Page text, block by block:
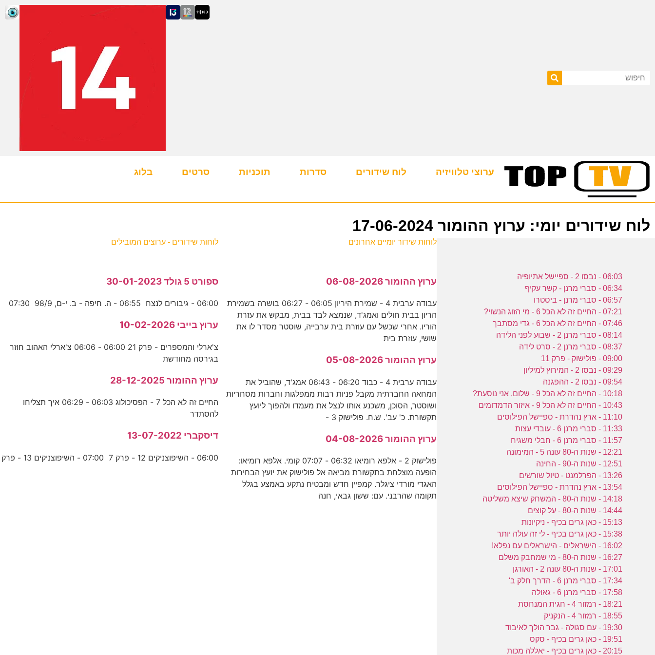
ערוצי טלוויזיה לוח שידורים סדרות תוכניות סרטים בלוג
לוח שידורים יומי: ערוץ ההומור 17-06-2024
06:03 - נבסו 2 - ספיישל אתיופיה
06:34 - סברי מרנן - קשר עקיף
06:57 - סברי מרנן - ביסטרו
07:21 - החיים זה לא הכל 6 - מי הזוג הנשוי?
07:46 - החיים זה לא הכל 6 - גדי מסתבך
08:14 - סברי מרנן 2 - שבוע לפני הלידה
08:37 - סברי מרנן 2 - סרט לידה
09:00 - פולישוק - פרק 11
09:29 - נבסו 2 - המירוץ למיליון
09:54 - נבסו 2 - ההפגנה
10:18 - החיים זה לא הכל 9 - שלום, אני נוסעת?
10:43 - החיים זה לא הכל 9 - איזור הדמדומים
11:10 - ארץ נהדרת - ספיישל הפילוסים
11:33 - סברי מרנן 6 - עובדי עצות
11:57 - סברי מרנן 6 - חבלי משגיח
12:21 - שנות ה-80 עונה 5 - המימונה
12:51 - שנות ה-90 - החינה
13:26 - הפרלמנט - טיול שורשים
13:54 - ארץ נהדרת - ספיישל הפילוסים
14:18 - שנות ה-80 - המשחק שיצא משליטה
14:44 - שנות ה-80 - על קוצים
15:13 - כאן גרים בכיף - ניקיונות
15:38 - כאן גרים בכיף - לי זה עולה יותר
16:02 - הישראלים - הישראלים עם נפלא!
16:27 - שנות ה-80 - מי שמחבק משלם
17:01 - שנות ה-80 עונה 2 - האורגן
17:34 - סברי מרנן 6 - הדרך חלק ב'
17:58 - סברי מרנן 6 - גאולה
18:21 - רמזור 4 - חגית המנחסת
18:55 - רמזור 4 - הנקניק
19:30 - עם סגולה - גבר הולך לאיבוד
19:51 - כאן גרים בכיף - סקס
20:15 - כאן גרים בכיף - יאללה מכות
לוחות שידור יומיים אחרונים
ערוץ ההומור 06-08-2026
עבודה ערבית 4 - שמירת היריון 06:05 - 06:27 בושרה בשמירת
הריון בבית חולים ואמג'ד, שנמצא לבד בבית, מבקש את עזרת
הוריו. אחרי שכשל עם עוזרת בית ערבייה, שוסטר מסדר לו את
שושי, עוזרת בית
ערוץ ההומור 05-08-2026
עבודה ערבית 4 - כבוד 06:20 - 06:43 אמג'ד, שהוביל את
המחאה החברתית מקבל פניות רבות ממפלגות וחברות מסחריות
ושוסטר, הסוכן, משכנע אותו לנצל את מעמדו ולהפוך ליועץ
תקשורת. כ' עב'. ש.ח. פולישוק 3 -
ערוץ ההומור 04-08-2026
פולישוק 2 - אלפא רומיאו 06:32 - 07:07 קומי. אלפא רומיאו:
הופעה מוצלחת בתקשורת מביאה אל פולישוק את יועץ הבחירות
האגדי מורדי ציגלר. קמפיין חדש ומבטיח נתקע באמצע בגלל
תקומה שהרבני. עם: ששון גבאי, חנה
לוחות שידורים - ערוצים המובילים
ספורט 5 גולד 30-01-2023
06:00 - גיבורים לנצח 06:55 - ה. חיפה - ב. י-ם, 98/9 07:30
ערוץ בייבי 10-02-2026
צ'ארלי והמספרים - פרק 21 06:00 - 06:06 צ'ארלי האהוב חוזר
בגירסה מחודשת
ערוץ ההומור 28-12-2025
החיים זה לא הכל 7 - הפסיכולוג 06:03 - 06:29 איך תצליחו
להסתדר
דיסקברי 13-07-2022
06:00 - השיפוצניקים 12 - פרק 7 07:00 - השיפוצניקים 13 - פרק